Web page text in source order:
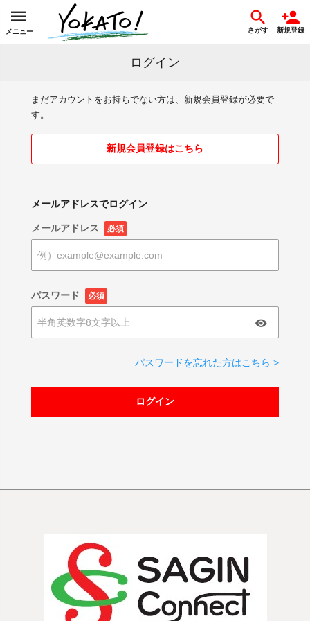
メニュー さがす 新規登録
ログイン
まだアカウントをお持ちでない方は、新規会員登録が必要で
す。
新規会員登録はこちら
メールアドレスでログイン
メールアドレス 必須
パスワード 必須
パスワードを忘れた方はこちら >
ログイン